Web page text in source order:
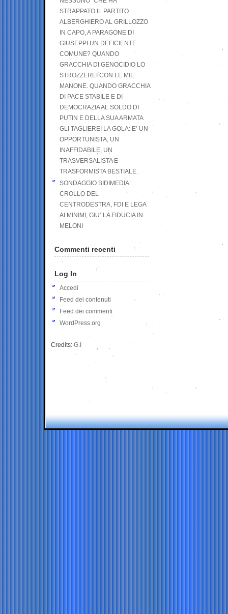
STRAPPATO IL PARTITO
ALBERGHIERO AL GRILLOZZO
IN CAPO, A PARAGONE DI
GIUSEPPI UN DEFICIENTE
COMUNE? QUANDO
GRACCHIA DI GENOCIDIO LO
STROZZEREI CON LE MIE
MANONE. QUANDO GRACCHIA
DI PACE STABILE E DI
DEMOCRAZIA AL SOLDO DI
PUTIN E DELLA SUA ARMATA
GLI TAGLIEREI LA GOLA: E’ UN
OPPORTUNISTA, UN
INAFFIDABILE, UN
TRASVERSALISTA E
TRASFORMISTA BESTIALE.
SONDAGGIO BIDIMEDIA:
CROLLO DEL
CENTRODESTRA, FDI E LEGA
AI MINIMI, GIU’ LA FIDUCIA IN
MELONI
Commenti recenti
Log In
Accedi
Feed dei contenuti
Feed dei commenti
WordPress.org
Credits: G.I